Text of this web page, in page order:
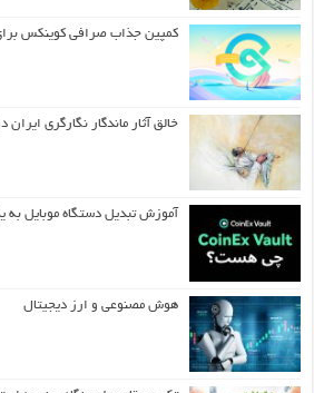
کمپین جذاب صرافی کوینکس
خالق آثار ماندگار نگارگری
آموزش تبدیل دستگاه موبایل
هوش مصنوعی و ارز دیجیتال